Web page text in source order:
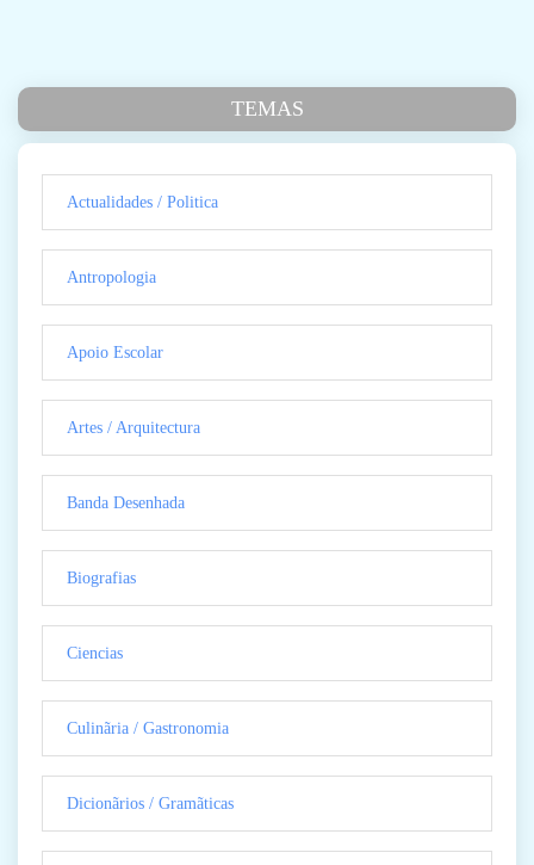
TEMAS
Actualidades / Politica
Antropologia
Apoio Escolar
Artes / Arquitectura
Banda Desenhada
Biografias
Ciencias
Culinãria / Gastronomia
Dicionãrios / Gramãticas